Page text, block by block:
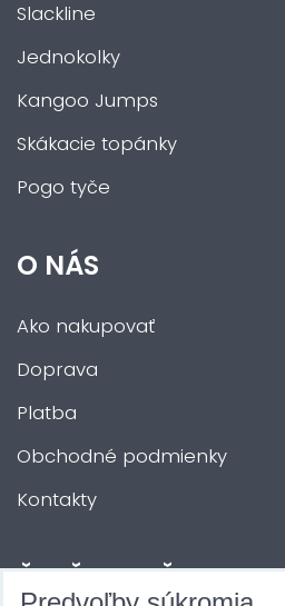
Slackline
Jednokolky
Kangoo Jumps
Skákacie topánky
Pogo tyče
O NÁS
Ako nakupovať
Doprava
Platba
Obchodné podmienky
Kontakty
ĎALŠIE SLUŽBY